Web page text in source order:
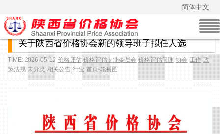
简体中文
关于陕西省价格协会新的领导班子拟任人选
TIME: 2026-05-12 价格评估 价格评估专业委员会 价格评估管理 协会 工作 政
策法规 未分类 相关公告 行业 首页-轮播图